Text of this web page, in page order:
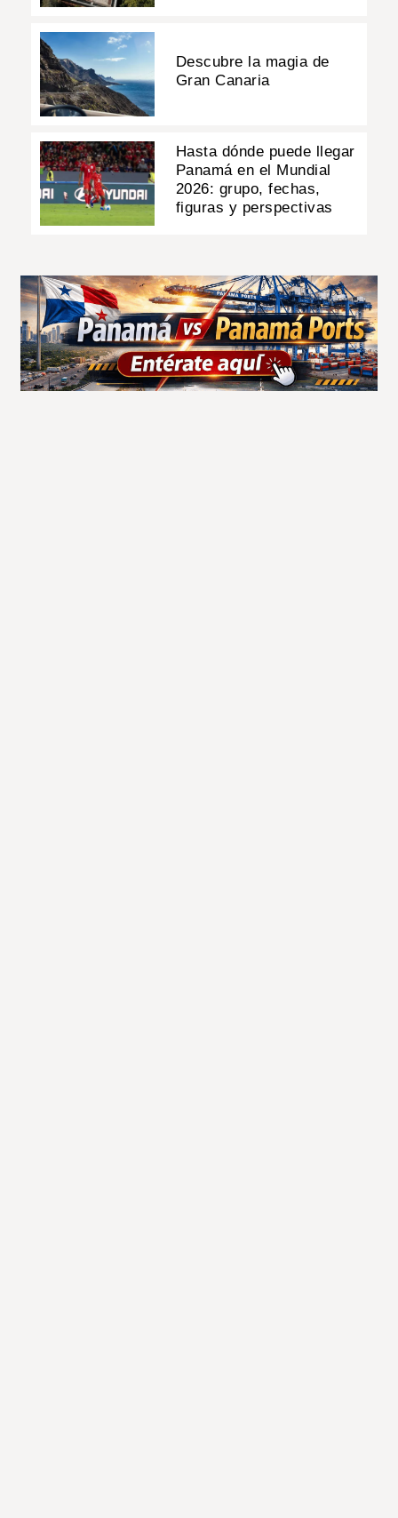
Descubre la magia de
Gran Canaria
Hasta dónde puede llegar
Panamá en el Mundial
2026: grupo, fechas,
figuras y perspectivas